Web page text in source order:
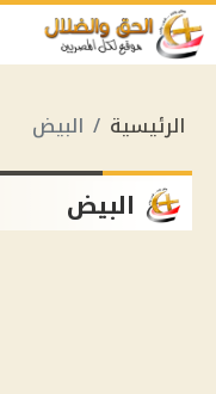
الرئيسية البيض
البيض